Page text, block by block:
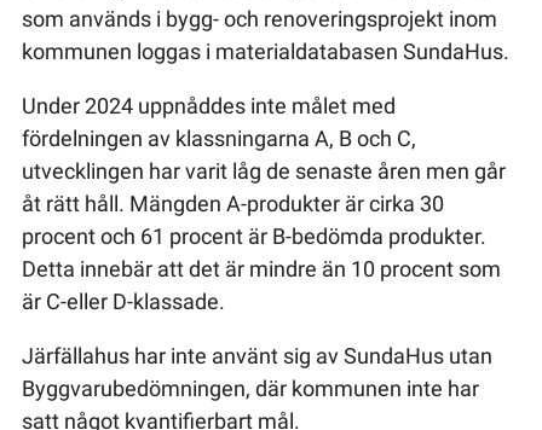
som används i bygg- och renoveringsprojekt inom
kommunen loggas i materialdatabasen SundaHus.
Under 2024 uppnåddes inte målet med
fördelningen av klassningarna A, B och C,
utvecklingen har varit låg de senaste åren men går
åt rätt håll. Mängden A-produkter är cirka 30
procent och 61 procent är B-bedömda produkter.
Detta innebär att det är mindre än 10 procent som
är C-eller D-klassade.
Järfällahus har inte använt sig av SundaHus utan
Byggvarubedömningen, där kommunen inte har
satt något kvantifierbart mål.